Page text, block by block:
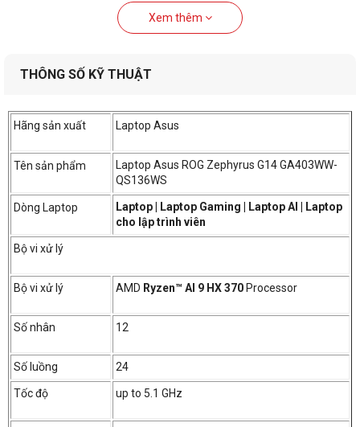
Xem thêm
THÔNG SỐ KỸ THUẬT
Hãng sản xuất Laptop Asus
Tên sản phẩm
Laptop Asus ROG Zephyrus G14 GA403WW-
QS136WS
Dòng Laptop
Laptop | Laptop Gaming | Laptop AI | Laptop
cho lập trình viên
Bộ vi xử lý
Bộ vi xử lý AMD Ryzen™ AI 9 HX 370 Processor
Số nhân 12
Số luồng 24
Tốc độ up to 5.1 GHz